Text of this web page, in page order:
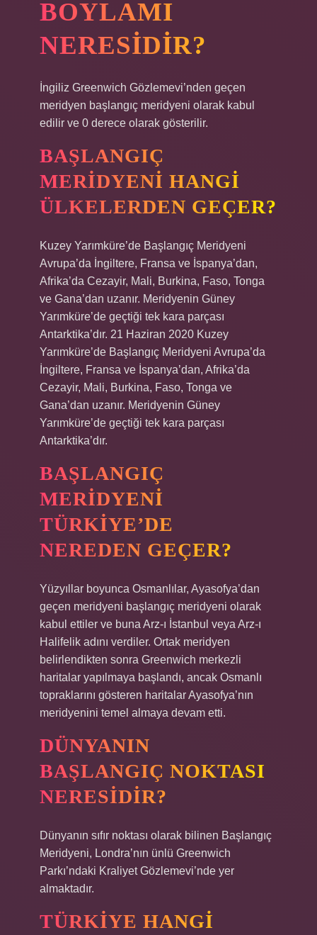
BOYLAMI
NERESIDIR?
İngiliz Greenwich Gözlemevi’nden geçen
meridyen başlangıç ​​meridyeni olarak kabul
edilir ve 0 derece olarak gösterilir.
BAŞLANGIÇ
MERIDYENI HANGI
ÜLKELERDEN GEÇER?
Kuzey Yarımküre’de Başlangıç ​​Meridyeni
Avrupa’da İngiltere, Fransa ve İspanya’dan,
Afrika’da Cezayir, Mali, Burkina, Faso, Tonga
ve Gana’dan uzanır. Meridyenin Güney
Yarımküre’de geçtiği tek kara parçası
Antarktika’dır. 21 Haziran 2020 Kuzey
Yarımküre’de Başlangıç ​​Meridyeni Avrupa’da
İngiltere, Fransa ve İspanya’dan, Afrika’da
Cezayir, Mali, Burkina, Faso, Tonga ve
Gana’dan uzanır. Meridyenin Güney
Yarımküre’de geçtiği tek kara parçası
Antarktika’dır.
BAŞLANGIÇ
MERIDYENI
TÜRKIYE’DE
NEREDEN GEÇER?
Yüzyıllar boyunca Osmanlılar, Ayasofya’dan
geçen meridyeni başlangıç ​​meridyeni olarak
kabul ettiler ve buna Arz-ı İstanbul veya Arz-ı
Halifelik adını verdiler. Ortak meridyen
belirlendikten sonra Greenwich merkezli
haritalar yapılmaya başlandı, ancak Osmanlı
topraklarını gösteren haritalar Ayasofya’nın
meridyenini temel almaya devam etti.
DÜNYANIN
BAŞLANGIÇ NOKTASI
NERESIDIR?
Dünyanın sıfır noktası olarak bilinen Başlangıç ​​
Meridyeni, Londra’nın ünlü Greenwich
Parkı’ndaki Kraliyet Gözlemevi’nde yer
almaktadır.
TÜRKIYE HANGI